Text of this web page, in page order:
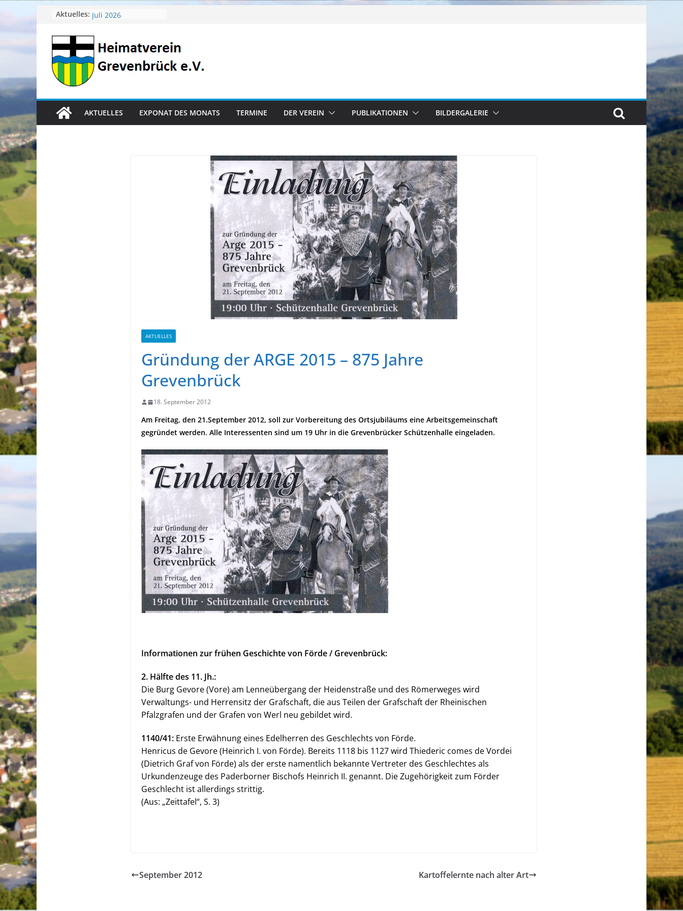
springen
Aktuelles: April 2026
Juni 2026
Mai 2026
Heimatverein aktuell
AKTUELLES EXPONAT DES MONATS TERMINE DER VEREIN PUBLIKATIONEN BILDERGALERIE
AKTUELLES
Gründung der ARGE 2015 – 875 Jahre
Grevenbrück
18. September 2012
Am Freitag, den 21.September 2012, soll zur Vorbereitung des Ortsjubiläums eine Arbeitsgemeinschaft
gegründet werden. Alle Interessenten sind um 19 Uhr in die Grevenbrücker Schützenhalle eingeladen.
Informationen zur frühen Geschichte von Förde / Grevenbrück:
2. Hälfte des 11. Jh.:
Die Burg Gevore (Vore) am Lenneübergang der Heidenstraße und des Römerweges wird
Verwaltungs- und Herrensitz der Grafschaft, die aus Teilen der Grafschaft der Rheinischen
Pfalzgrafen und der Grafen von Werl neu gebildet wird.
1140/41: Erste Erwähnung eines Edelherren des Geschlechts von Förde.
Henricus de Gevore (Heinrich I. von Förde). Bereits 1118 bis 1127 wird Thiederic comes de Vordei
(Dietrich Graf von Förde) als der erste namentlich bekannte Vertreter des Geschlechtes als
Urkundenzeuge des Paderborner Bischofs Heinrich II. genannt. Die Zugehörigkeit zum Förder
Geschlecht ist allerdings strittig.
(Aus: „Zeittafel“, S. 3)
September 2012 Kartoffelernte nach alter Art